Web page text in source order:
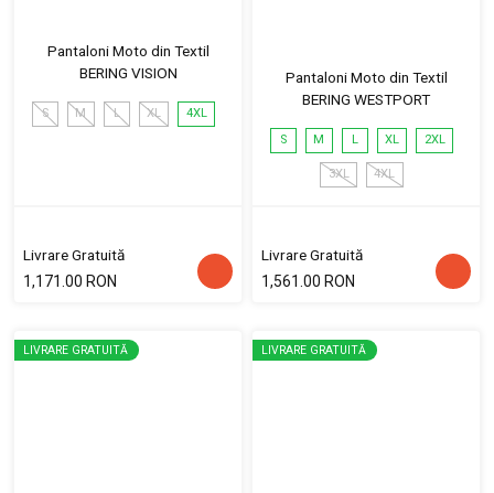
Pantaloni Moto din Textil
BERING VISION
S M L XL 4XL
Livrare Gratuită
1,171.00 RON
Pantaloni Moto din Textil
BERING WESTPORT
S M L XL 2XL
3XL 4XL
Livrare Gratuită
1,561.00 RON
LIVRARE GRATUITĂ LIVRARE GRATUITĂ